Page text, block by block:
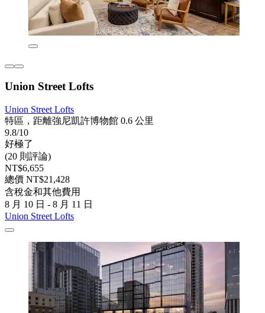
Union Street Lofts
Union Street Lofts
特區，距離強尼凱許博物館 0.6 公里
9.8/10
好極了
(20 則評論)
NT$6,655
總價 NT$21,428
含稅金和其他費用
8 月 10 日 - 8 月 11 日
Union Street Lofts